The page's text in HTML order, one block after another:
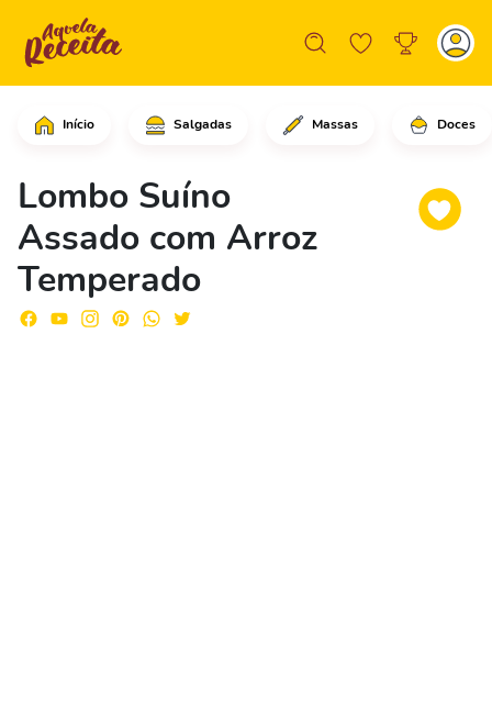
Início Salgadas Massas Doces
Lombo Suíno
Assado com Arroz
Temperado
Comece fazendo pequenos furos